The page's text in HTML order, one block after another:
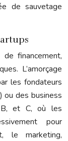
de sauvetage
financement,
L’amorçage
les fondateurs
ou des business
B, et C, où les
pour
le marketing,